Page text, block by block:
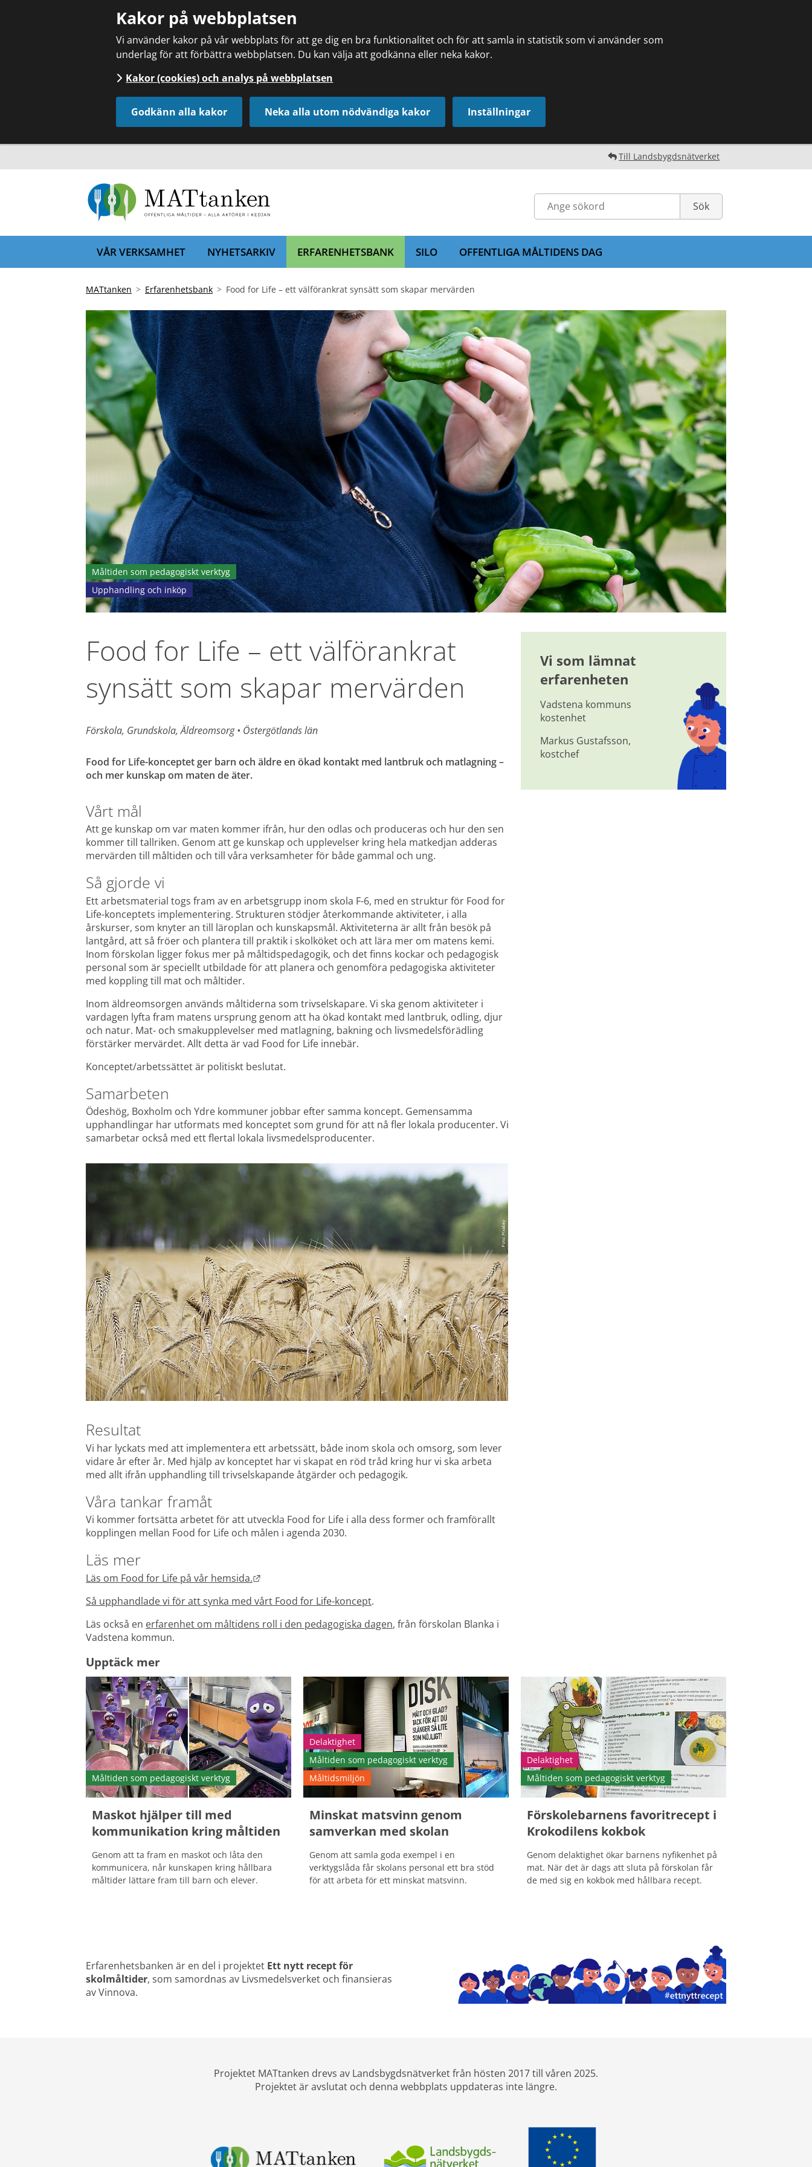
Kakor på webbplatsen
Vi använder kakor på vår webbplats för att ge dig en bra funktionalitet och för att samla in statistik som vi använder som
underlag för att förbättra webbplatsen. Du kan välja att godkänna eller neka kakor.
Kakor (cookies) och analys på webbplatsen
Godkänn alla kakor Neka alla utom nödvändiga kakor Inställningar
Till Landsbygdsnätverket
VÅR VERKSAMHET NYHETSARKIV ERFARENHETSBANK SILO OFFENTLIGA MÅLTIDENS DAG
MATtanken Erfarenhetsbank Food for Life – ett välförankrat synsätt som skapar mervärden
Måltiden som pedagogiskt verktyg
Upphandling och inköp
Food for Life – ett välförankrat
synsätt som skapar mervärden
Förskola, Grundskola, Äldreomsorg • Östergötlands län
Food for Life-konceptet ger barn och äldre en ökad kontakt med lantbruk och matlagning –
och mer kunskap om maten de äter.
Vårt mål
Att ge kunskap om var maten kommer ifrån, hur den odlas och produceras och hur den sen
kommer till tallriken. Genom att ge kunskap och upplevelser kring hela matkedjan adderas
mervärden till måltiden och till våra verksamheter för både gammal och ung.
Så gjorde vi
Ett arbetsmaterial togs fram av en arbetsgrupp inom skola F-6, med en struktur för Food for
Life-konceptets implementering. Strukturen stödjer återkommande aktiviteter, i alla
årskurser, som knyter an till läroplan och kunskapsmål. Aktiviteterna är allt från besök på
lantgård, att så fröer och plantera till praktik i skolköket och att lära mer om matens kemi.
Inom förskolan ligger fokus mer på måltidspedagogik, och det finns kockar och pedagogisk
personal som är speciellt utbildade för att planera och genomföra pedagogiska aktiviteter
med koppling till mat och måltider.
Inom äldreomsorgen används måltiderna som trivselskapare. Vi ska genom aktiviteter i
vardagen lyfta fram matens ursprung genom att ha ökad kontakt med lantbruk, odling, djur
och natur. Mat- och smakupplevelser med matlagning, bakning och livsmedelsförädling
förstärker mervärdet. Allt detta är vad Food for Life innebär.
Konceptet/arbetssättet är politiskt beslutat.
Samarbeten
Ödeshög, Boxholm och Ydre kommuner jobbar efter samma koncept. Gemensamma
upphandlingar har utformats med konceptet som grund för att nå fler lokala producenter. Vi
samarbetar också med ett flertal lokala livsmedelsproducenter.
Resultat
Vi har lyckats med att implementera ett arbetssätt, både inom skola och omsorg, som lever
vidare år efter år. Med hjälp av konceptet har vi skapat en röd tråd kring hur vi ska arbeta
med allt ifrån upphandling till trivselskapande åtgärder och pedagogik.
Våra tankar framåt
Vi kommer fortsätta arbetet för att utveckla Food for Life i alla dess former och framförallt
kopplingen mellan Food for Life och målen i agenda 2030.
Läs mer
Läs om Food for Life på vår hemsida.
Så upphandlade vi för att synka med vårt Food for Life-koncept.
Läs också en erfarenhet om måltidens roll i den pedagogiska dagen, från förskolan Blanka i
Vadstena kommun.
Vi som lämnat
erfarenheten
Vadstena kommuns
kostenhet
Markus Gustafsson,
kostchef
Upptäck mer
Måltiden som pedagogiskt verktyg
Maskot hjälper till med
kommunikation kring måltiden
Genom att ta fram en maskot och låta den
kommunicera, når kunskapen kring hållbara
måltider lättare fram till barn och elever.
Delaktighet
Måltiden som pedagogiskt verktyg
Måltidsmiljön
Minskat matsvinn genom
samverkan med skolan
Genom att samla goda exempel i en
verktygslåda får skolans personal ett bra stöd
för att arbeta för ett minskat matsvinn.
Delaktighet
Måltiden som pedagogiskt verktyg
Förskolebarnens favoritrecept i
Krokodilens kokbok
Genom delaktighet ökar barnens nyfikenhet på
mat. När det är dags att sluta på förskolan får
de med sig en kokbok med hållbara recept.
Erfarenhetsbanken är en del i projektet Ett nytt recept för
skolmåltider, som samordnas av Livsmedelsverket och finansieras
av Vinnova.
Projektet MATtanken drevs av Landsbygdsnätverket från hösten 2017 till våren 2025.
Projektet är avslutat och denna webbplats uppdateras inte längre.